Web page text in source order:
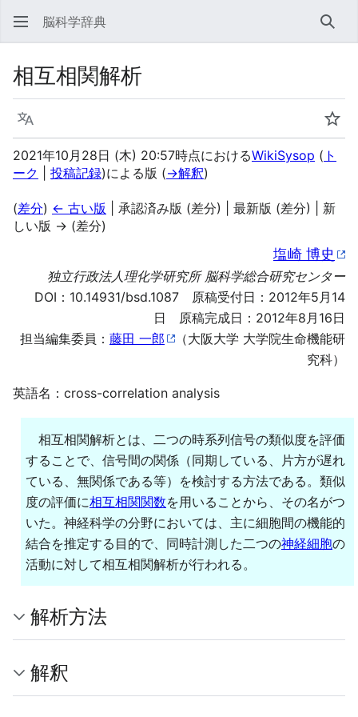
脳科学辞典 検索
相互相関解析
言語
ウ
2021年10月28日 (木) 20:57時点におけるWikiSysop ( ト
ーク
投稿記録)による版 (→解釈)
(差分) ← 古い版 | 承認済み版 (差分) | 最新版 (差分) | 新
しい版 → (差分)
塩崎 博史
独立行政法人理化学研究所 脳科学総合研究センター
DOI： 10.14931/bsd.1087 原稿受付日：2012年5月14
日 原稿完成日：2012年8月16日
担当編集委員： 藤田 一郎
（大阪大学 大学院生命機能研
究科）
英語名：cross-correlation analysis
相互相関解析とは、二つの時系列信号の類似度を評価
することで、信号間の関係（同期している、片方が遅れ
ている、無関係である等）を検討する方法である。類似
度の評価に相互相関関数を用いることから、その名がつ
いた。神経科学の分野においては、主に細胞間の機能的
結合を推定する目的で、同時計測した二つの神経細胞の
活動に対して相互相関解析が行われる。
解析方法
解釈